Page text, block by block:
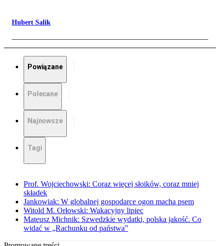
Hubert Salik
Powiązane
Polecane
Najnowsze
Tagi
Prof. Wojciechowski: Coraz więcej słoików, coraz mniej
składek
Jankowiak: W globalnej gospodarce ogon macha psem
Witold M. Orłowski: Wakacyjny lipiec
Mateusz Michnik: Szwedzkie wydatki, polska jakość. Co
widać w „Rachunku od państwa”